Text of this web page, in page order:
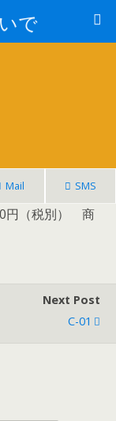
で
Mail SMS
円（税別） 商
Next Post
C-01